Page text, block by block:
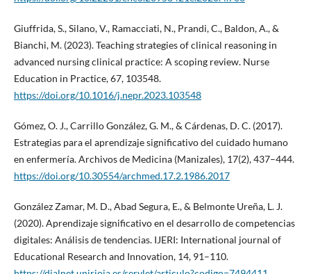
Giuffrida, S., Silano, V., Ramacciati, N., Prandi, C., Baldon, A., &
Bianchi, M. (2023). Teaching strategies of clinical reasoning in
advanced nursing clinical practice: A scoping review. Nurse
Education in Practice, 67, 103548.
https://doi.org/10.1016/j.nepr.2023.103548
Gómez, O. J., Carrillo González, G. M., & Cárdenas, D. C. (2017).
Estrategias para el aprendizaje significativo del cuidado humano
en enfermería. Archivos de Medicina (Manizales), 17(2), 437–444.
https://doi.org/10.30554/archmed.17.2.1986.2017
González Zamar, M. D., Abad Segura, E., & Belmonte Ureña, L. J.
(2020). Aprendizaje significativo en el desarrollo de competencias
digitales: Análisis de tendencias. IJERI: International journal of
Educational Research and Innovation, 14, 91–110.